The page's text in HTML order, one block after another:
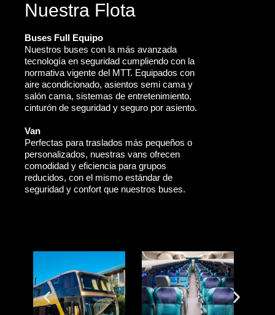
Nuestra Flota
Buses Full Equipo
Nuestros buses con la más avanzada
tecnología en seguridad cumpliendo con la
normativa vigente del MTT. Equipados con
aire acondicionado, asientos semi cama y
salón cama, sistemas de entretenimiento,
cinturón de seguridad y seguro por asiento.
Van
Perfectas para traslados más pequeños o
personalizados, nuestras vans ofrecen
comodidad y eficiencia para grupos
reducidos, con el mismo estándar de
seguridad y confort que nuestros buses.